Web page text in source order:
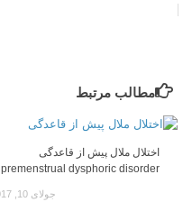
مطالب مرتبط
اختلال ملال پیش از قاعدگی
premenstrual dysphoric disorder
جولای 10, 2017